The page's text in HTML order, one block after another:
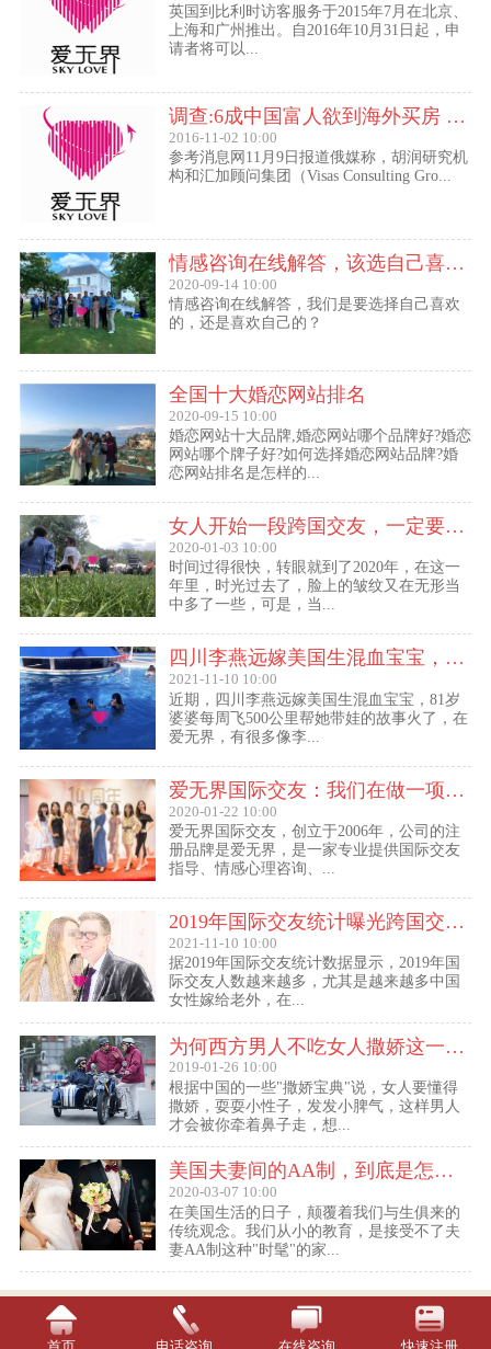
英国到比利时访客服务于2015年7月在北京、
上海和广州推出。自2016年10月31日起，申
请者将可以...
调查:6成中国富人欲到海外买房 最想移民去美国
2016-11-02 10:00
参考消息网11月9日报道俄媒称，胡润研究机
构和汇加顾问集团（Visas Consulting Gro...
情感咨询在线解答，该选自己喜欢的,还是喜欢自己的？
2020-09-14 10:00
情感咨询在线解答，我们是要选择自己喜欢
的，还是喜欢自己的？
全国十大婚恋网站排名
2020-09-15 10:00
婚恋网站十大品牌,婚恋网站哪个品牌好?婚恋
网站哪个牌子好?如何选择婚恋网站品牌?婚
恋网站排名是怎样的...
女人开始一段跨国交友，一定要问自己这几个问题
2020-01-03 10:00
时间过得很快，转眼就到了2020年，在这一
年里，时光过去了，脸上的皱纹又在无形当
中多了一些，可是，当...
四川李燕远嫁美国生混血宝宝，这些跨国交友的真实故事可能你还没听过！
2021-11-10 10:00
近期，四川李燕远嫁美国生混血宝宝，81岁
婆婆每周飞500公里帮她带娃的故事火了，在
爱无界，有很多像李...
爱无界国际交友：我们在做一项关于女人幸福的事业
2020-01-22 10:00
爱无界国际交友，创立于2006年，公司的注
册品牌是爱无界，是一家专业提供国际交友
指导、情感心理咨询、...
2019年国际交友统计曝光跨国交友惊人内幕：女性嫁给老外比男士娶外国老婆数量更多
2021-11-10 10:00
据2019年国际交友统计数据显示，2019年国
际交友人数越来越多，尤其是越来越多中国
女性嫁给老外，在...
为何西方男人不吃女人撒娇这一套？
2019-01-26 10:00
根据中国的一些"撒娇宝典"说，女人要懂得
撒娇，耍耍小性子，发发小脾气，这样男人
才会被你牵着鼻子走，想...
美国夫妻间的AA制，到底是怎么回事？
2020-03-07 10:00
在美国生活的日子，颠覆着我们与生俱来的
传统观念。我们从小的教育，是接受不了夫
妻AA制这种"时髦"的家...